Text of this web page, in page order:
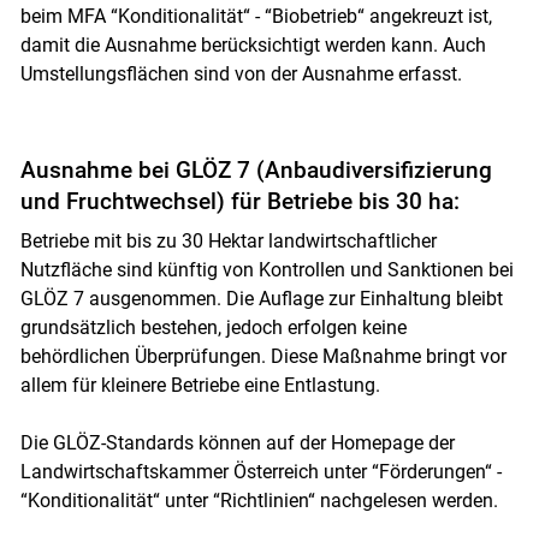
beim MFA “Konditionalität“ - “Biobetrieb“ angekreuzt ist,
damit die Ausnahme berücksichtigt werden kann. Auch
Umstellungsflächen sind von der Ausnahme erfasst.
Ausnahme bei GLÖZ 7 (Anbaudiversifizierung
und Fruchtwechsel) für Betriebe bis 30 ha:
Betriebe mit bis zu 30 Hektar landwirtschaftlicher
Nutzfläche sind künftig von Kontrollen und Sanktionen bei
GLÖZ 7 ausgenommen. Die Auflage zur Einhaltung bleibt
grundsätzlich bestehen, jedoch erfolgen keine
behördlichen Überprüfungen. Diese Maßnahme bringt vor
allem für kleinere Betriebe eine Entlastung.
Die GLÖZ-Standards können auf der Homepage der
Landwirtschaftskammer Österreich unter “Förderungen“ -
“Konditionalität“ unter “Richtlinien“ nachgelesen werden.